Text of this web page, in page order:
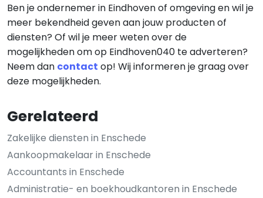
Gerelateerd
Zakelijke diensten in Enschede
Aankoopmakelaar in Enschede
Accountants in Enschede
Administratie- en boekhoudkantoren in Enschede
Ben je ondernemer in Eindhoven of omgeving en wil je
meer bekendheid geven aan jouw producten of
diensten? Of wil je meer weten over de
mogelijkheden om op Eindhoven040 te adverteren?
Neem dan contact op! Wij informeren je graag over
deze mogelijkheden.